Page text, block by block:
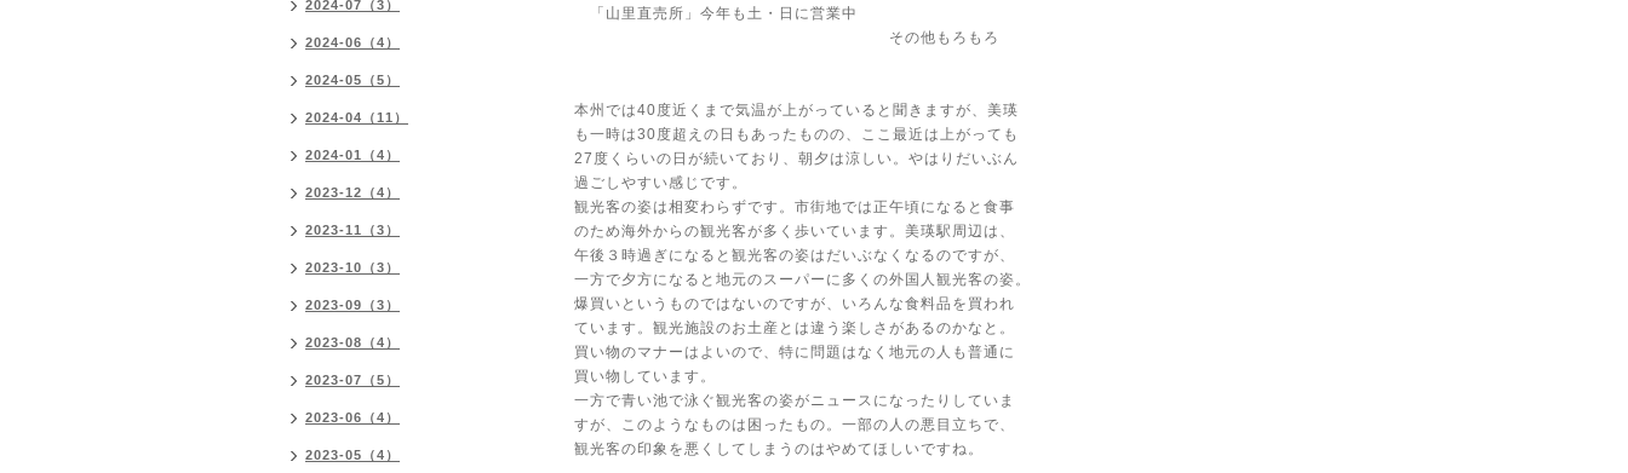
「山里直売所」今年も土・日に営業中
その他もろもろ
本州では40度近くまで気温が上がっていると聞きますが、美瑛
も一時は30度超えの日もあったものの、ここ最近は上がっても
27度くらいの日が続いており、朝夕は涼しい。やはりだいぶん
過ごしやすい感じです。
観光客の姿は相変わらずです。市街地では正午頃になると食事
のため海外からの観光客が多く歩いています。美瑛駅周辺は、
午後３時過ぎになると観光客の姿はだいぶなくなるのですが、
一方で夕方になると地元のスーパーに多くの外国人観光客の姿。
爆買いというものではないのですが、いろんな食料品を買われ
ています。観光施設のお土産とは違う楽しさがあるのかなと。
買い物のマナーはよいので、特に問題はなく地元の人も普通に
買い物しています。
一方で青い池で泳ぐ観光客の姿がニュースになったりしていま
すが、このようなものは困ったもの。一部の人の悪目立ちで、
観光客の印象を悪くしてしまうのはやめてほしいですね。
2024-07（3）
2024-06（4）
2024-05（5）
2024-04（11）
2024-01（4）
2023-12（4）
2023-11（3）
2023-10（3）
2023-09（3）
2023-08（4）
2023-07（5）
2023-06（4）
2023-05（4）